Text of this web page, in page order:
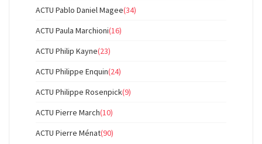
ACTU Pablo Daniel Magee(34)
ACTU Paula Marchioni(16)
ACTU Philip Kayne(23)
ACTU Philippe Enquin(24)
ACTU Philippe Rosenpick(9)
ACTU Pierre March(10)
ACTU Pierre Ménat(90)